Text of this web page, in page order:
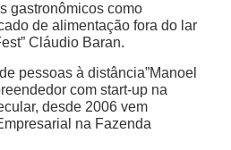
gastronômicos como
de alimentação fora do lar
Cláudio Baran.
pessoas à distância”Manoel
com start-up na
desde 2006 vem
na Fazenda